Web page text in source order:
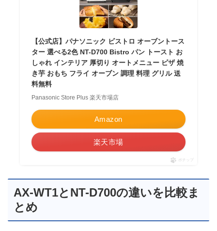
【公式店】パナソニック ビストロ オーブントース
ター 選べる2色 NT-D700 Bistro パン トースト お
しゃれ インテリア 厚切り オートメニュー ピザ 焼
き芋 おもち フライ オーブン 調理 料理 グリル 送
料無料
Panasonic Store Plus 楽天市場店
Amazon
楽天市場
ポチップ
AX-WT1とNT-D700の違いを比較ま
とめ